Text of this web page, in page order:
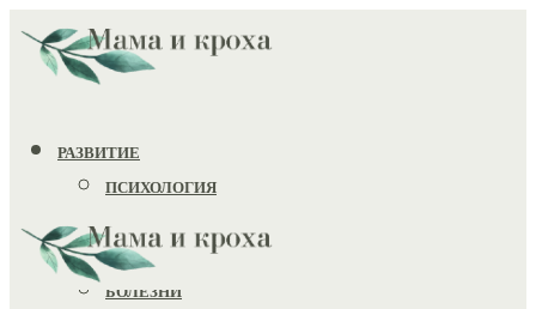
РАЗВИТИЕ
ПСИХОЛОГИЯ
ИГРУШКИ
ЗДОРОВЬЕ
БОЛЕЗНИ